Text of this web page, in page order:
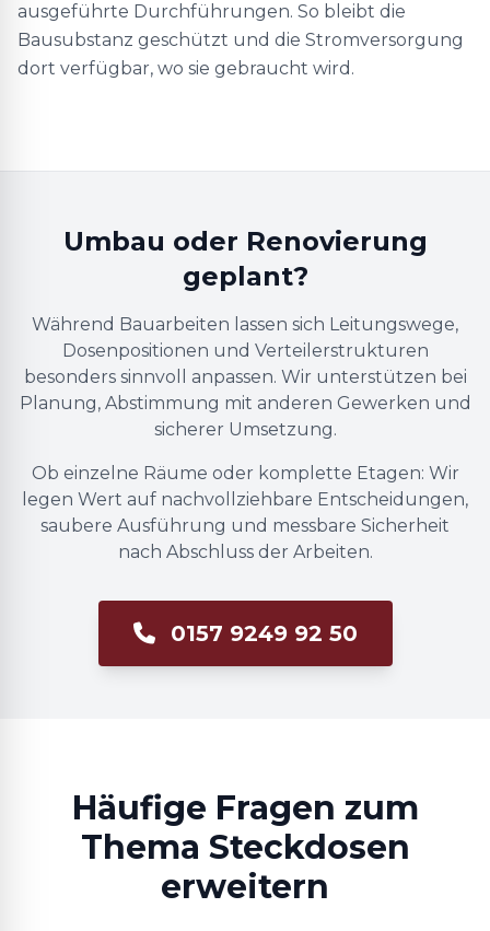
ausgeführte Durchführungen. So bleibt die
Bausubstanz geschützt und die Stromversorgung
dort verfügbar, wo sie gebraucht wird.
Umbau oder Renovierung
geplant?
Während Bauarbeiten lassen sich Leitungswege,
Dosenpositionen und Verteilerstrukturen
besonders sinnvoll anpassen. Wir unterstützen bei
Planung, Abstimmung mit anderen Gewerken und
sicherer Umsetzung.
Ob einzelne Räume oder komplette Etagen: Wir
legen Wert auf nachvollziehbare Entscheidungen,
saubere Ausführung und messbare Sicherheit
nach Abschluss der Arbeiten.
0157 9249 92 50
Häufige Fragen zum
Thema Steckdosen
erweitern